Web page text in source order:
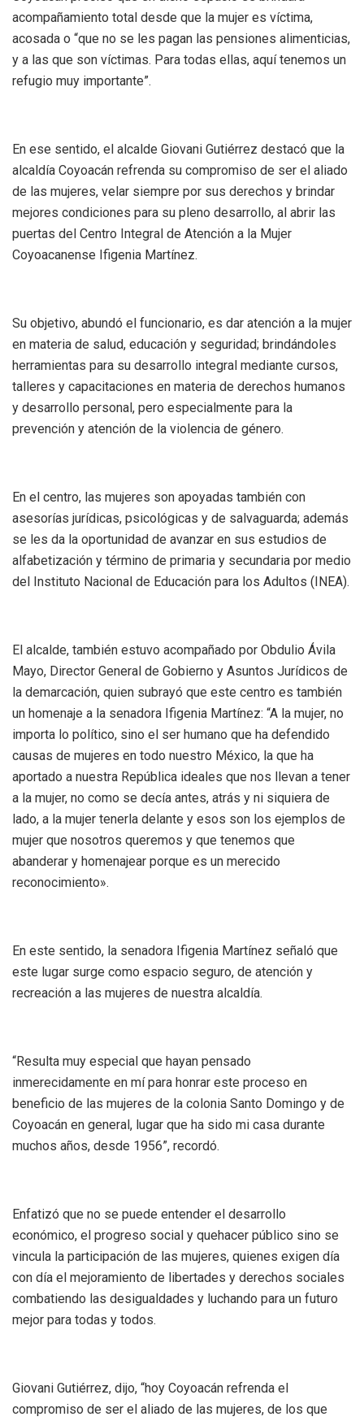
acompañamiento total desde que la mujer es víctima,
acosada o “que no se les pagan las pensiones alimenticias,
y a las que son víctimas. Para todas ellas, aquí tenemos un
refugio muy importante”.
En ese sentido, el alcalde Giovani Gutiérrez destacó que la
alcaldía Coyoacán refrenda su compromiso de ser el aliado
de las mujeres, velar siempre por sus derechos y brindar
mejores condiciones para su pleno desarrollo, al abrir las
puertas del Centro Integral de Atención a la Mujer
Coyoacanense Ifigenia Martínez.
Su objetivo, abundó el funcionario, es dar atención a la mujer
en materia de salud, educación y seguridad; brindándoles
herramientas para su desarrollo integral mediante cursos,
talleres y capacitaciones en materia de derechos humanos
y desarrollo personal, pero especialmente para la
prevención y atención de la violencia de género.
En el centro, las mujeres son apoyadas también con
asesorías jurídicas, psicológicas y de salvaguarda; además
se les da la oportunidad de avanzar en sus estudios de
alfabetización y término de primaria y secundaria por medio
del Instituto Nacional de Educación para los Adultos (INEA).
El alcalde, también estuvo acompañado por Obdulio Ávila
Mayo, Director General de Gobierno y Asuntos Jurídicos de
la demarcación, quien subrayó que este centro es también
un homenaje a la senadora Ifigenia Martínez: “A la mujer, no
importa lo político, sino el ser humano que ha defendido
causas de mujeres en todo nuestro México, la que ha
aportado a nuestra República ideales que nos llevan a tener
a la mujer, no como se decía antes, atrás y ni siquiera de
lado, a la mujer tenerla delante y esos son los ejemplos de
mujer que nosotros queremos y que tenemos que
abanderar y homenajear porque es un merecido
reconocimiento».
En este sentido, la senadora Ifigenia Martínez señaló que
este lugar surge como espacio seguro, de atención y
recreación a las mujeres de nuestra alcaldía.
“Resulta muy especial que hayan pensado
inmerecidamente en mí para honrar este proceso en
beneficio de las mujeres de la colonia Santo Domingo y de
Coyoacán en general, lugar que ha sido mi casa durante
muchos años, desde 1956”, recordó.
Enfatizó que no se puede entender el desarrollo
económico, el progreso social y quehacer público sino se
vincula la participación de las mujeres, quienes exigen día
con día el mejoramiento de libertades y derechos sociales
combatiendo las desigualdades y luchando para un futuro
mejor para todas y todos.
Giovani Gutiérrez, dijo, “hoy Coyoacán refrenda el
compromiso de ser el aliado de las mujeres, de los que